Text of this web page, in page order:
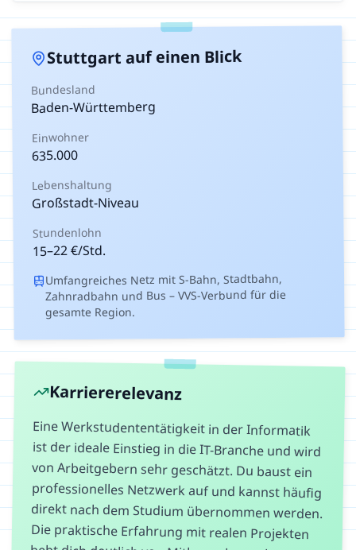
Stuttgart auf einen Blick
Bundesland
Baden-Württemberg
Einwohner
635.000
Lebenshaltung
Großstadt-Niveau
Stundenlohn
15–22€/Std.
Umfangreiches Netz mit S-Bahn, Stadtbahn,
Zahnradbahn und Bus – VVS-Verbund für die
gesamte Region.
Karriererelevanz
Eine Werkstudententätigkeit in der Informatik
ist der ideale Einstieg in die IT-Branche und wird
von Arbeitgebern sehr geschätzt. Du baust ein
professionelles Netzwerk auf und kannst häufig
direkt nach dem Studium übernommen werden.
Die praktische Erfahrung mit realen Projekten
hebt dich deutlich von Mitbewerbern ohne